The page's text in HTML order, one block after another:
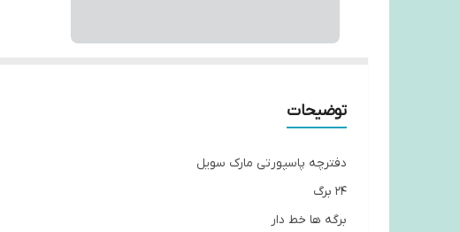
توضیحات
دفترچه پاسپورتی مارک سویل
۲۴ برگ
برگه ها خط دار